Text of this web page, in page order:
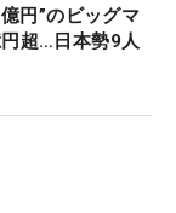
調をキープし
西郷真央、
円”のビッグマ
超…日本勢9人